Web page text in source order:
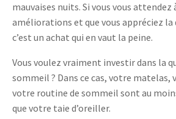
mauvaises nuits. Si vous vous attendez
améliorations et que vous appréciez la
c’est un achat qui en vaut la peine.
Vous voulez vraiment investir dans la
sommeil ? Dans ce cas, votre
votre routine de sommeil sont au
que votre taie d’oreiller.